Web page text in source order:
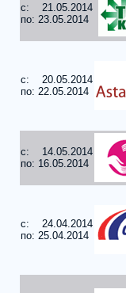
c: 21.05.2014
по: 23.05.2014
c: 20.05.2014
по: 22.05.2014
c: 14.05.2014
по: 16.05.2014
c: 24.04.2014
по: 25.04.2014